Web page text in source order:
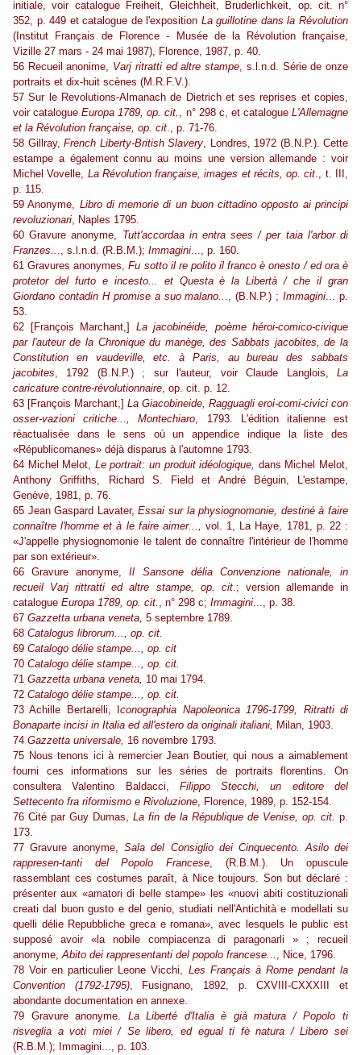
initiale, voir catalogue Freiheit, Gleichheit, Bruderlichkeit, op. cit. n°
352, p. 449 et catalogue de l'exposition La guillotine dans la Révolution
(Institut Français de Florence - Musée de la Révolution française,
Vizille 27 mars - 24 mai 1987), Florence, 1987, p. 40.
56 Recueil anonime, Varj ritratti ed altre stampe, s.l.n.d. Série de onze
portraits et dix-huit scènes (M.R.F.V.).
57 Sur le Revolutions-Almanach de Dietrich et ses reprises et copies,
voir catalogueEuropa 1789, op. cit. , n° 298 c, et catalogueL'Allemagne
et la Révolution française, op. cit., p. 71-76.
58 Gillray, French Liberty-British Slavery, Londres, 1972 (B.N.P.). Cette
estampe a également connu au moins une version allemande : voir
Michel Vovelle, La Révolution française, images et récits, op. cit., t. III,
p. 115.
59 Anonyme, Libro di memorie di un buon cittadino opposto ai principi
revoluzionari, Naples 1795.
60 Gravure anonyme, Tutt'accordaa in entra sees / per taia l'arbor di
Franzes.. ., s.l.n.d. (R.B.M.); Immagini..., p. 160.
61 Gravures anonymes,Fu sotto il re polito il franco è onesto / ed ora è
protetor del furto e incesto... et Questa è la Libertà / che il gran
Giordano contadin H promise a suo malano.. ., (B.N.P.) ;Immagini... p.
53.
62 [François Marchant,] La jacobinéide, poème héroi-comico-civique
par l'auteur de la Chronique du manège, des Sabbats jacobites, de la
Constitution en vaudeville, etc. à Paris, au bureau des sabbats
jacobites, 1792 (B.N.P.) ; sur l'auteur, voir Claude Langlois, La
caricature contre-révolutionnaire, op. cit. p. 12.
63 [François Marchant,] La Giacobineide, Ragguagli eroi-comi-civici con
osser-vazioni critiche..., Montechiaro, 1793. L'édition italienne est
réactualisée dans le sens où un appendice indique la liste des
«Républicomanes» déjà disparus à l'automne 1793.
64 Michel Melot, Le portrait: un produit idéologique, dans Michel Melot,
Anthony Griffiths, Richard S. Field et André Béguin, L'estampe,
Genève, 1981, p. 76.
65 Jean Gaspard Lavater,Essai sur la physiognomonie, destiné à faire
connaître l'homme et à le faire aimer..., vol. 1, La Haye, 1781, p. 22 :
«J'appelle physiognomonie le talent de connaître l'intérieur de l'homme
par son extérieur».
66 Gravure anonyme,Il Sansone délia Convenzione nationale, in
recueil Varj rittratti ed altre stampe, op. cit.; version allemande in
catalogue Europa 1789, op. cit. , n° 298 c; Immagini..., p. 38.
67 Gazzetta urbana veneta, 5 septembre 1789.
68 Catalogus librorum..., op. cit.
69 Catalogo délie stampe..., op. cit
70 Catalogo délie stampe..., op. cit.
71 Gazzetta urbana veneta, 10 mai 1794.
72 Catalogo délie stampe..., op. cit.
73 Achille Bertarelli, Iconographia Napoleonica 1796-1799, Ritratti di
Bonaparte incisi in Italia ed all'estero da originali italiani, Milan, 1903.
74 Gazzetta universale, 16 novembre 1793.
75 Nous tenons ici à remercier Jean Boutier, qui nous a aimablement
fourni ces informations sur les séries de portraits florentins. On
consultera Valentino Baldacci, Filippo Stecchi, un editore del
Settecento fra riformismo e Rivoluzione, Florence, 1989, p. 152-154.
76 Cité par Guy Dumas,La fin de la République de Venise, op. cit. p.
173.
77 Gravure anonyme,Sala del Consiglio dei Cinquecento. Asilo dei
rappresen-tanti del Popolo Francese, (R.B.M.). Un opuscule
rassemblant ces costumes paraît, à Nice toujours. Son but déclaré :
présenter aux «amatori di belle stampe» les «nuovi abiti costituzionali
creati dal buon gusto e del genio, studiati nell'Antichità e modellati su
quelli délie Repubbliche greca e romana», avec lesquels le public est
supposé avoir «la nobile compiacenza di paragonarli » ; recueil
anonyme,Abito dei rappresentanti del popolo francese. .., Nice, 1796.
78 Voir en particulier Leone Vicchi, Les Français à Rome pendant la
Convention (1792-1795), Fusignano, 1892, p. CXVIII-CXXXIII et
abondante documentation en annexe.
79 Gravure anonyme. La Liberté d'Italia è già matura / Popolo ti
risveglia a voti miei / Se libero, ed egual ti fè natura / Libero sei
(R.B.M.); Immagini..., p. 103.